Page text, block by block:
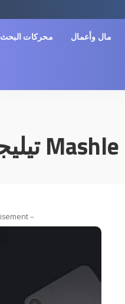
مال وأعمال محركات البحث
– Advertisement –